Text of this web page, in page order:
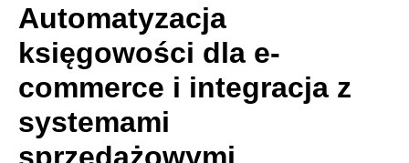
Automatyzacja
księgowości dla e-
commerce i integracja z
systemami